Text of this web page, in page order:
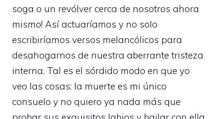
soga o un revólver cerca de nosotros ahora
mismo! Así actuaríamos y no solo
escribiríamos versos melancólicos para
desahogarnos de nuestra aberrante tristeza
interna. Tal es el sórdido modo en que yo
veo las cosas: la muerte es mi único
consuelo y no quiero ya nada más que